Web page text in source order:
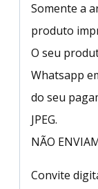
Somente a
produto
O seu
Whatsapp
do seu
JPEG.
NÃO
Convite